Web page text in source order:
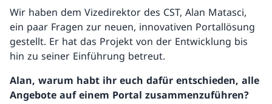
Wir haben dem Vizedirektor des CST, Alan Matasci,
ein paar Fragen zur neuen, innovativen Portallösung
gestellt. Er hat das Projekt von der Entwicklung bis
hin zu seiner Einführung betreut.
Alan, warum habt ihr euch dafür entschieden, alle
Angebote auf einem Portal zusammenzuführen?